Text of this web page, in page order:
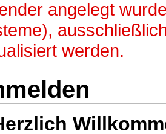
angelegt
werden.